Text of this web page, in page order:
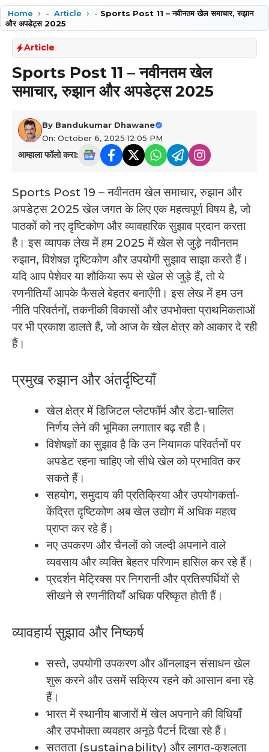
Home - Article - Sports Post 11 – नवीनतम खेल समाचार, रुझान
और अपडेट्स 2025
Article
Sports Post 11 – नवीनतम खेल
समाचार, रुझान और अपडेट्स 2025
By Bandukumar Dhawane
On: October 6, 2025 12:05 PM
आम्हाला फॉलो करा:
Sports Post 19 – नवीनतम खेल समाचार, रुझान और
अपडेट्स 2025 ­खेल जगत के लिए एक महत्वपूर्ण विषय है, जो
पाठकों को नए दृष्टिकोण और व्यावहारिक सुझाव प्रदान करता
है। इस व्यापक लेख में हम 2025 में खेल से जुड़े नवीनतम
रुझान, विशेषज्ञ दृष्टिकोण और उपयोगी सुझाव साझा करते हैं।
यदि आप पेशेवर या शौकिया रूप से खेल से जुड़े हैं, तो ये
रणनीतियाँ आपके फैसले बेहतर बनाएँगी। इस लेख में हम उन
नीति परिवर्तनों, तकनीकी विकासों और उपभोक्ता प्राथमिकताओं
पर भी प्रकाश डालते हैं, जो आज के खेल क्षेत्र को आकार दे रही
हैं।
प्रमुख रुझान और अंतर्दृष्टियाँ
खेल क्षेत्र में डिजिटल प्लेटफॉर्म और डेटा-चालित
निर्णय लेने की भूमिका लगातार बढ़ रही है।
विशेषज्ञों का सुझाव है कि उन नियामक परिवर्तनों पर
अपडेट रहना चाहिए जो सीधे खेल को प्रभावित कर
सकते हैं।
सहयोग, समुदाय की प्रतिक्रिया और उपयोगकर्ता-
केंद्रित दृष्टिकोण अब खेल उद्योग में अधिक महत्व
प्राप्त कर रहे हैं।
नए उपकरण और चैनलों को जल्दी अपनाने वाले
व्यवसाय और व्यक्ति बेहतर परिणाम हासिल कर रहे हैं।
प्रदर्शन मेट्रिक्स पर निगरानी और प्रतिस्पर्धियों से
सीखने से रणनीतियाँ अधिक परिष्कृत होती हैं।
व्यावहार्य सुझाव और निष्कर्ष
सस्ते, उपयोगी उपकरण और ऑनलाइन संसाधन खेल
शुरू करने और उसमें सक्रिय रहने को आसान बना रहे
हैं।
भारत में स्थानीय बाजारों में खेल अपनाने की विधियाँ
और उपभोक्ता व्यवहार अनूठे पैटर्न दिखा रहे हैं।
सततता (sustainability) और लागत-कुशलता